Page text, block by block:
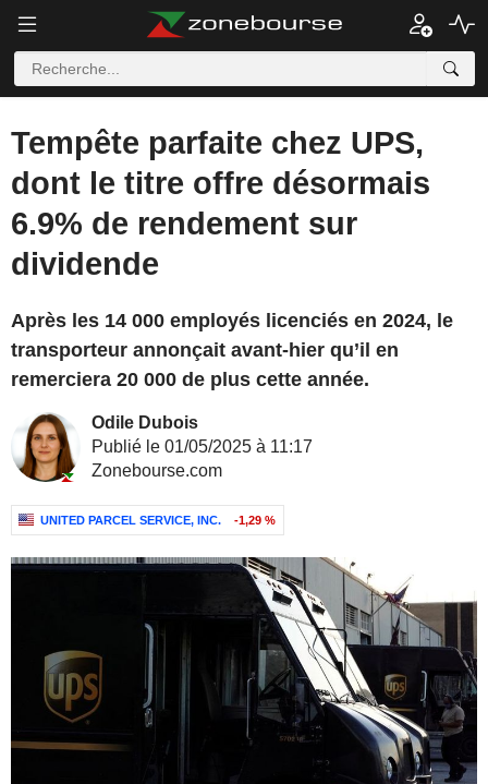
Tempête parfaite chez UPS,
dont le titre offre désormais
6.9% de rendement sur
dividende
Après les 14 000 employés licenciés en 2024, le
transporteur annonçait avant-hier qu’il en
remerciera 20 000 de plus cette année.
Odile Dubois
Publié le 01/05/2025 à 11:17
Zonebourse.com
UNITED PARCEL SERVICE, INC. -1,29 %